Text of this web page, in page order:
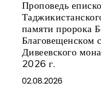
Проповедь
памяти пророка
Благовещенском
Дивеевского
2026 г.
02.08.2026